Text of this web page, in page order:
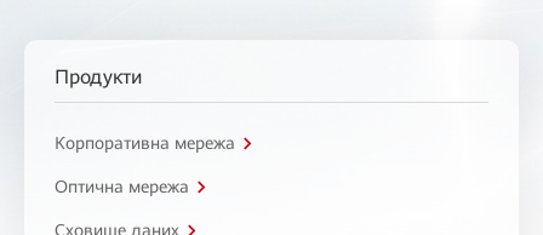
Продукти
Корпоративна мережа
Оптична мережа
Сховище даних